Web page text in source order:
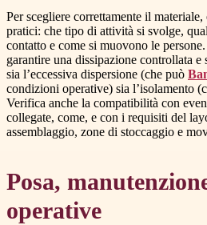
Per scegliere correttamente il
pratici: che tipo di attività si svolge,
contatto e come si muovono le
garantire una dissipazione controllata
sia l’eccessiva dispersione (che può
condizioni operative) sia l’isolamento
Verifica anche la compatibilità con
collegate, come, e con i requisiti del
assemblaggio, zone di stoccaggio e
Posa,
operative